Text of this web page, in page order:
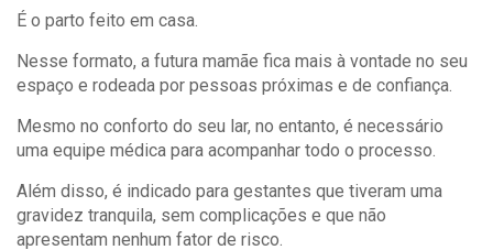
É o parto feito em casa.
Nesse formato, a futura mamãe fica mais à vontade no seu
espaço e rodeada por pessoas próximas e de confiança.
Mesmo no conforto do seu lar, no entanto, é necessário
uma equipe médica para acompanhar todo o processo.
Além disso, é indicado para gestantes que tiveram uma
gravidez tranquila, sem complicações e que não
apresentam nenhum fator de risco.